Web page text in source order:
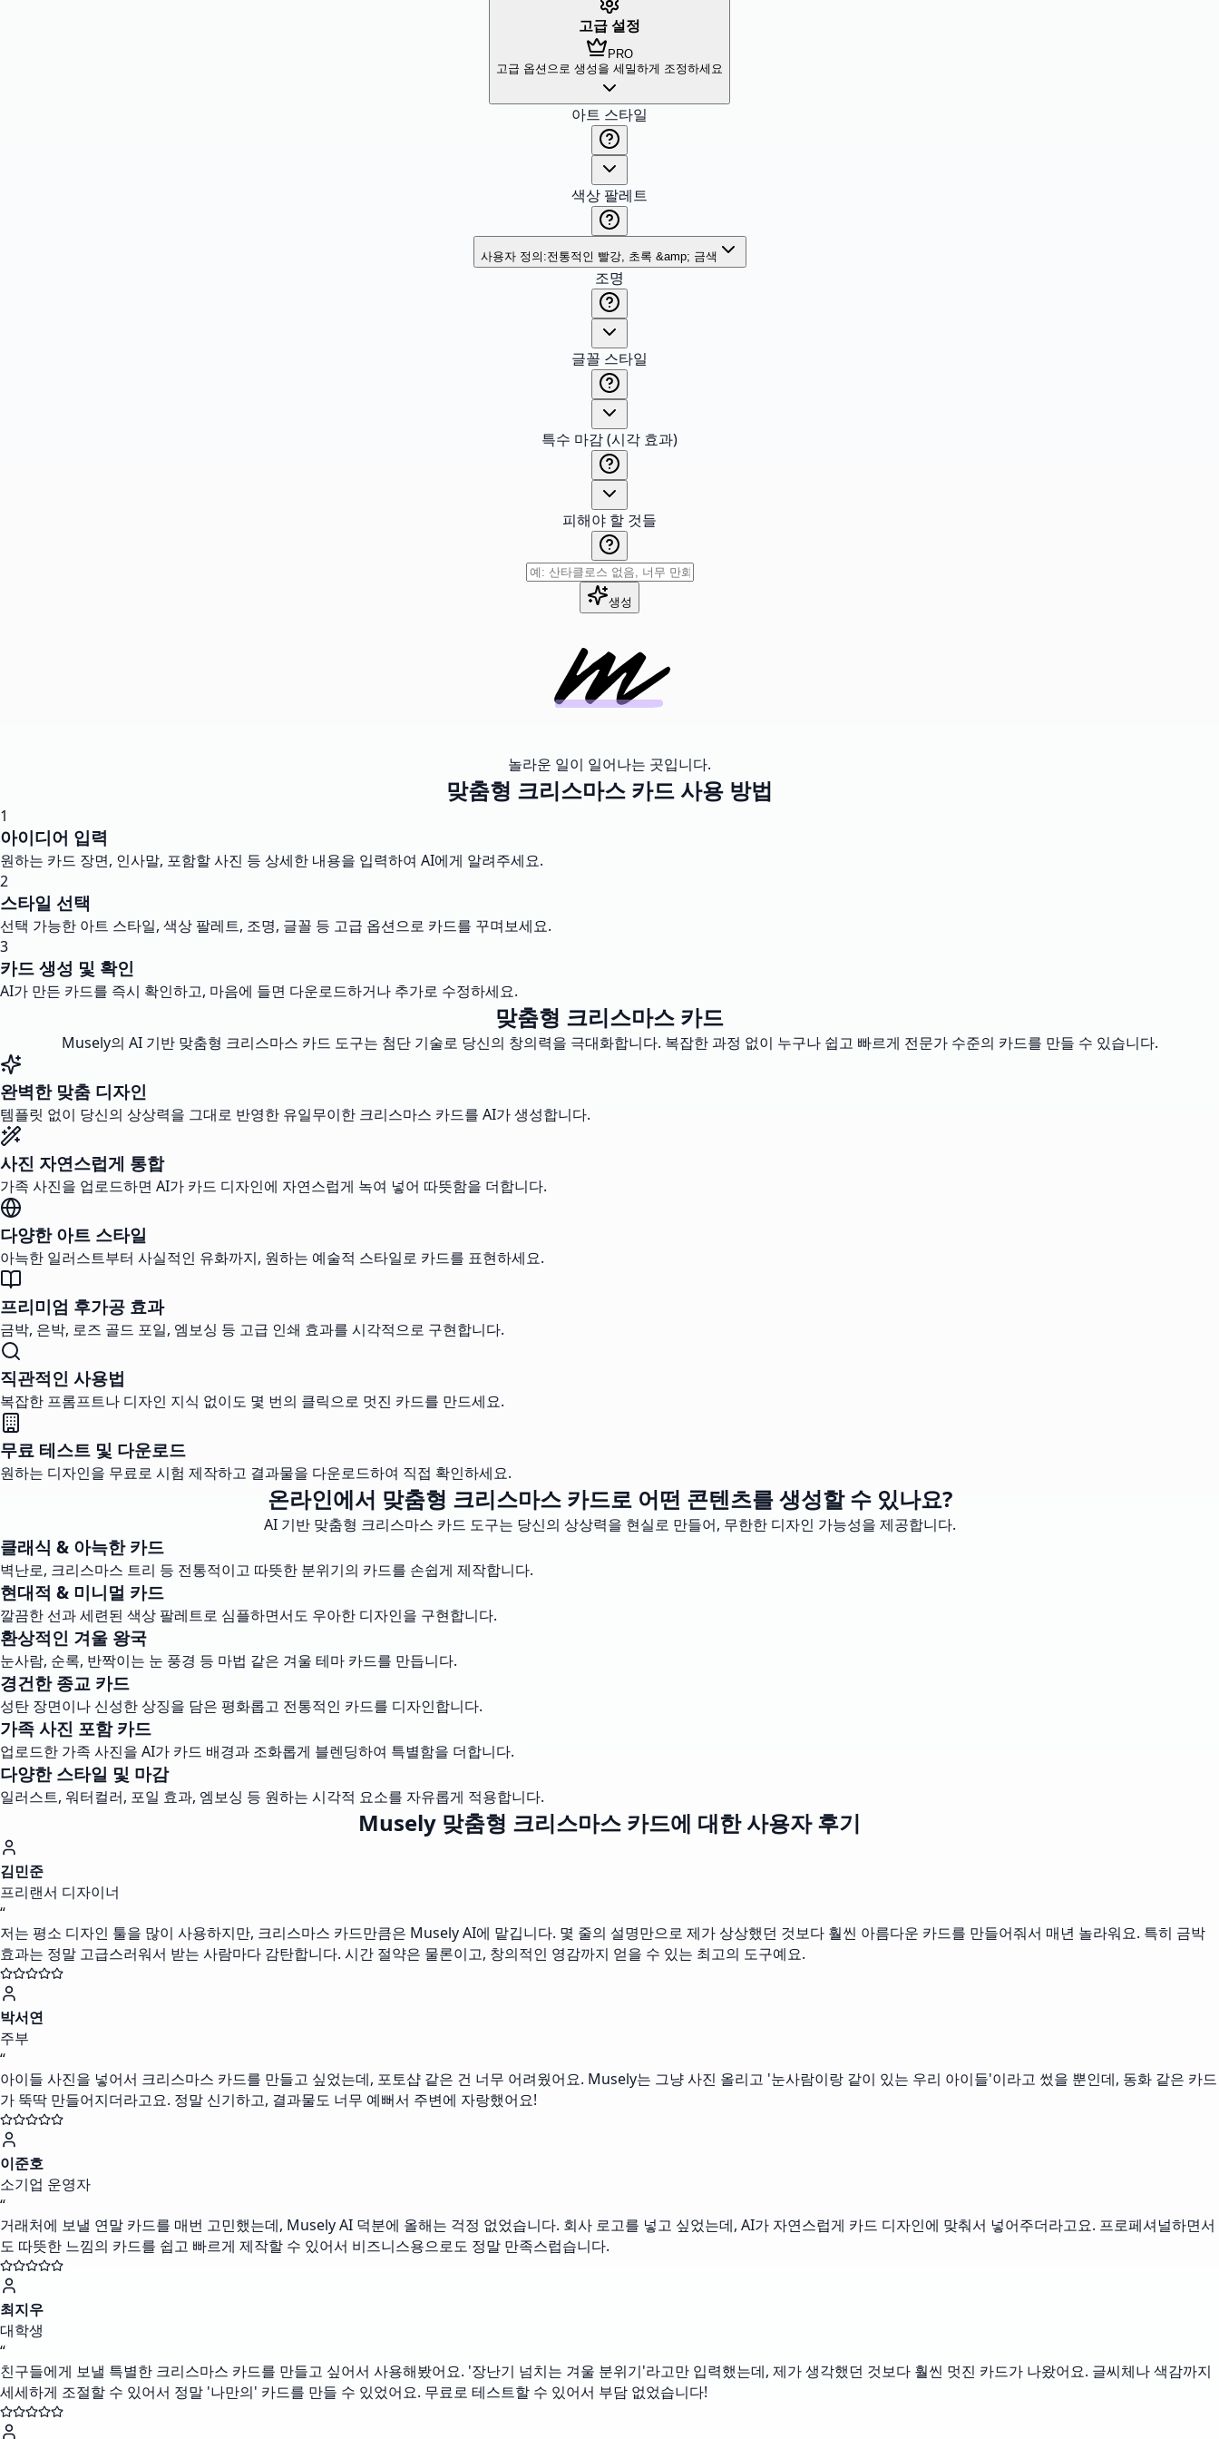
고급 설정
PRO
고급 옵션으로 생성을 세밀하게 조정하세요
아트 스타일
색상 팔레트
사용자 정의:전통적인 빨강, 초록 &amp; 금색
조명
글꼴 스타일
특수 마감 (시각 효과)
피해야 할 것들
생성
놀라운 일이 일어나는 곳입니다.
맞춤형 크리스마스 카드 사용 방법
1
아이디어 입력
원하는 카드 장면, 인사말, 포함할 사진 등 상세한 내용을 입력하여 AI에게 알려주세요.
2
스타일 선택
선택 가능한 아트 스타일, 색상 팔레트, 조명, 글꼴 등 고급 옵션으로 카드를 꾸며보세요.
3
카드 생성 및 확인
AI가 만든 카드를 즉시 확인하고, 마음에 들면 다운로드하거나 추가로 수정하세요.
맞춤형 크리스마스 카드
Musely의 AI 기반 맞춤형 크리스마스 카드 도구는 첨단 기술로 당신의 창의력을 극대화합니다. 복잡한 과정 없이 누구나 쉽고 빠르게 전문가 수준의 카드를 만들 수 있습니다.
완벽한 맞춤 디자인
템플릿 없이 당신의 상상력을 그대로 반영한 유일무이한 크리스마스 카드를 AI가 생성합니다.
사진 자연스럽게 통합
가족 사진을 업로드하면 AI가 카드 디자인에 자연스럽게 녹여 넣어 따뜻함을 더합니다.
다양한 아트 스타일
아늑한 일러스트부터 사실적인 유화까지, 원하는 예술적 스타일로 카드를 표현하세요.
프리미엄 후가공 효과
금박, 은박, 로즈 골드 포일, 엠보싱 등 고급 인쇄 효과를 시각적으로 구현합니다.
직관적인 사용법
복잡한 프롬프트나 디자인 지식 없이도 몇 번의 클릭으로 멋진 카드를 만드세요.
무료 테스트 및 다운로드
원하는 디자인을 무료로 시험 제작하고 결과물을 다운로드하여 직접 확인하세요.
온라인에서 맞춤형 크리스마스 카드로 어떤 콘텐츠를 생성할 수 있나요?
AI 기반 맞춤형 크리스마스 카드 도구는 당신의 상상력을 현실로 만들어, 무한한 디자인 가능성을 제공합니다.
클래식 & 아늑한 카드
벽난로, 크리스마스 트리 등 전통적이고 따뜻한 분위기의 카드를 손쉽게 제작합니다.
현대적 & 미니멀 카드
깔끔한 선과 세련된 색상 팔레트로 심플하면서도 우아한 디자인을 구현합니다.
환상적인 겨울 왕국
눈사람, 순록, 반짝이는 눈 풍경 등 마법 같은 겨울 테마 카드를 만듭니다.
경건한 종교 카드
성탄 장면이나 신성한 상징을 담은 평화롭고 전통적인 카드를 디자인합니다.
가족 사진 포함 카드
업로드한 가족 사진을 AI가 카드 배경과 조화롭게 블렌딩하여 특별함을 더합니다.
다양한 스타일 및 마감
일러스트, 워터컬러, 포일 효과, 엠보싱 등 원하는 시각적 요소를 자유롭게 적용합니다.
Musely 맞춤형 크리스마스 카드에 대한 사용자 후기
김민준
프리랜서 디자이너
“
저는 평소 디자인 툴을 많이 사용하지만, 크리스마스 카드만큼은 Musely AI에 맡깁니다. 몇 줄의 설명만으로 제가 상상했던 것보다 훨씬 아름다운 카드를 만들어줘서 매년 놀라워요. 특히 금박
효과는 정말 고급스러워서 받는 사람마다 감탄합니다. 시간 절약은 물론이고, 창의적인 영감까지 얻을 수 있는 최고의 도구예요.
박서연
주부
“
아이들 사진을 넣어서 크리스마스 카드를 만들고 싶었는데, 포토샵 같은 건 너무 어려웠어요. Musely는 그냥 사진 올리고 '눈사람이랑 같이 있는 우리 아이들'이라고 썼을 뿐인데, 동화 같은 카드
가 뚝딱 만들어지더라고요. 정말 신기하고, 결과물도 너무 예뻐서 주변에 자랑했어요!
이준호
소기업 운영자
“
거래처에 보낼 연말 카드를 매번 고민했는데, Musely AI 덕분에 올해는 걱정 없었습니다. 회사 로고를 넣고 싶었는데, AI가 자연스럽게 카드 디자인에 맞춰서 넣어주더라고요. 프로페셔널하면서
도 따뜻한 느낌의 카드를 쉽고 빠르게 제작할 수 있어서 비즈니스용으로도 정말 만족스럽습니다.
최지우
대학생
“
친구들에게 보낼 특별한 크리스마스 카드를 만들고 싶어서 사용해봤어요. '장난기 넘치는 겨울 분위기'라고만 입력했는데, 제가 생각했던 것보다 훨씬 멋진 카드가 나왔어요. 글씨체나 색감까지
세세하게 조절할 수 있어서 정말 '나만의' 카드를 만들 수 있었어요. 무료로 테스트할 수 있어서 부담 없었습니다!